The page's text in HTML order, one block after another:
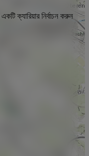
ক্যারিয়ার নির্বাচন করুন